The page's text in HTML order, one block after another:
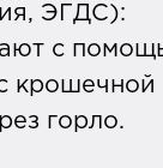
ЭГДС):
с
крошечной
горло.